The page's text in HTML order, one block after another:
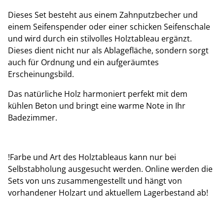
Dieses Set besteht aus einem Zahnputzbecher und
einem Seifenspender oder einer schicken Seifenschale
und wird durch ein stilvolles Holztableau ergänzt.
Dieses dient nicht nur als Ablagefläche, sondern sorgt
auch für Ordnung und ein aufgeräumtes
Erscheinungsbild.
Das natürliche Holz harmoniert perfekt mit dem
kühlen Beton und bringt eine warme Note in Ihr
Badezimmer.
!Farbe und Art des Holztableaus kann nur bei
Selbstabholung ausgesucht werden. Online werden die
Sets von uns zusammengestellt und hängt von
vorhandener Holzart und aktuellem Lagerbestand ab!